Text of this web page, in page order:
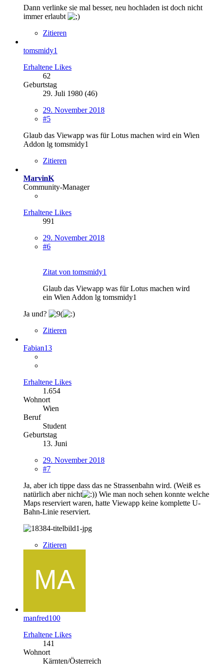
Dann verlinke sie mal besser, neu hochladen ist doch nicht
immer erlaubt
Zitieren
tomsmidy1
Erhaltene Likes
62
Geburtstag
29. Juli 1980 (46)
29. November 2018
#5
Glaub das Viewapp was für Lotus machen wird ein Wien
Addon lg tomsmidy1
Zitieren
MarvinK
Community-Manager
Erhaltene Likes
991
29. November 2018
#6
Zitat von tomsmidy1
Glaub das Viewapp was für Lotus machen wird
ein Wien Addon lg tomsmidy1
Ja und?
Zitieren
Fabian13
Erhaltene Likes
1.654
Wohnort
Wien
Beruf
Student
Geburtstag
13. Juni
29. November 2018
#7
Ja, aber ich tippe dass das ne Strassenbahn wird. (Weiß es
natürlich aber nicht
) Wie man noch sehen konnte welche
Maps reserviert waren, hatte Viewapp keine komplette U-
Bahn-Linie reserviert.
Zitieren
manfred100
Erhaltene Likes
141
Wohnort
Kärnten/Österreich